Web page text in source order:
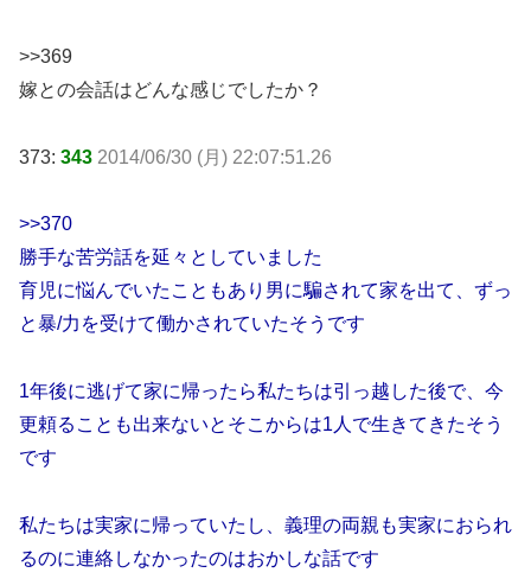
>>369
嫁との会話はどんな感じでしたか？
373: 343 2014/06/30 (月) 22:07:51.26
>>370
勝手な苦労話を延々としていました
育児に悩んでいたこともあり男に騙されて家を出て、ずっ
と暴/力を受けて働かされていたそうです
1年後に逃げて家に帰ったら私たちは引っ越した後で、今
更頼ることも出来ないとそこからは1人で生きてきたそう
です
私たちは実家に帰っていたし、義理の両親も実家におられ
るのに連絡しなかったのはおかしな話です